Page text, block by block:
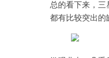
总的看下来，三
都有比较突出的